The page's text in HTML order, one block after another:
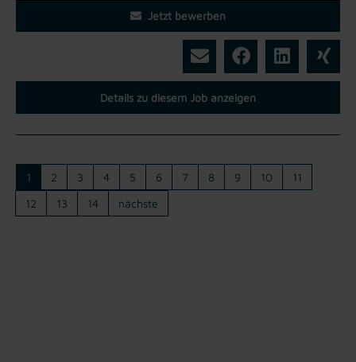
Jetzt bewerben
Details zu diesem Job anzeigen
1 2 3 4 5 6 7 8 9 10
11
12
13 14 nächste